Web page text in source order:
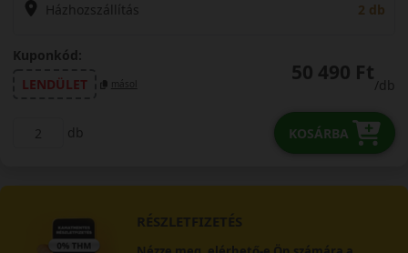
Házhozszállítás 2 db
Kuponkód:
LENDÜLET
másol 50 490 Ft
/db
db KOSÁRBA
RÉSZLETFIZETÉS